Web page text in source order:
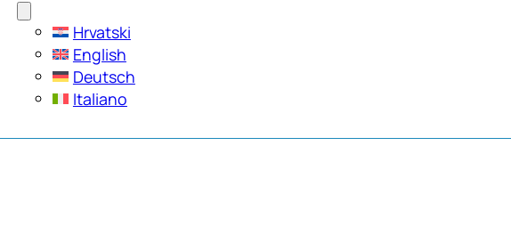
Hrvatski
English
Deutsch
Italiano